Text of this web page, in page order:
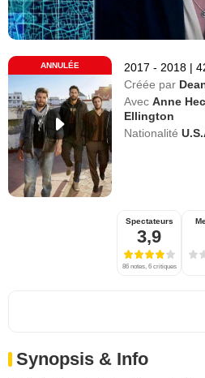
ANNULÉE 2017 - 2018 |
Créée par
Avec Anne
Ellington
Nationalité
Spectateurs
3,9
86 notes, 6 critiques
Synopsis & Info